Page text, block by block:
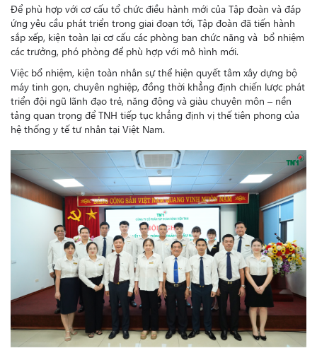
Để phù hợp với cơ cấu tổ chức điều hành mới của Tập đoàn và đáp
ứng yêu cầu phát triển trong giai đoạn tới, Tập đoàn đã tiến hành
sắp xếp, kiện toàn lại cơ cấu các phòng ban chức năng và bổ nhiệm
các trưởng, phó phòng để phù hợp với mô hình mới.
Việc bổ nhiệm, kiện toàn nhân sự thể hiện quyết tâm xây dựng bộ
máy tinh gọn, chuyên nghiệp, đồng thời khẳng định chiến lược phát
triển đội ngũ lãnh đạo trẻ, năng động và giàu chuyên môn – nền
tảng quan trọng để TNH tiếp tục khẳng định vị thế tiên phong của
hệ thống y tế tư nhân tại Việt Nam.